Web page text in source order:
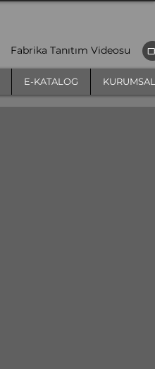
Fabrika Tanıtım Videosu
E-KATALOG KURUMSAL